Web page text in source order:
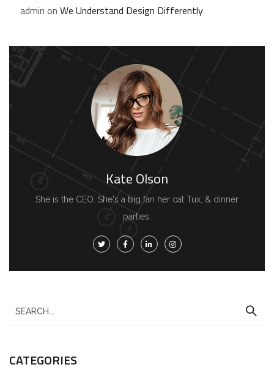
admin on We Understand Design Differently
Kate Olson
She is the CEO. She's a big fan her cat Tux, & dinner
parties.
e
rCATEGORIES